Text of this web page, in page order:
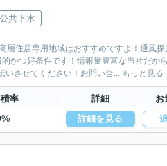
公共下水
住居専用地域はおすすめですよ！通風採
かつ好条件です！情報量豊富な当社だか
いさせてください！お問い合... もっと見る
率 詳細 お
詳細を見る